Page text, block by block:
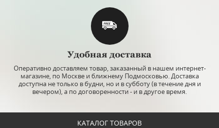
Удобная доставка
Оперативно доставляем товар, заказанный в нашем интернет-
магазине, по Москве и ближнему Подмосковью. Доставка
доступна не только в будни, но и в субботу (в течение дня и
вечером), а по договоренности - и в другое время.
КАТАЛОГ ТОВАРОВ